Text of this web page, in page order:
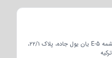
آتاکوی ۷-۸-۹-۱۰ قسم محله، چوبان‌چشمه E-5 یان یول جاده، پلاک ۲۲/۱،